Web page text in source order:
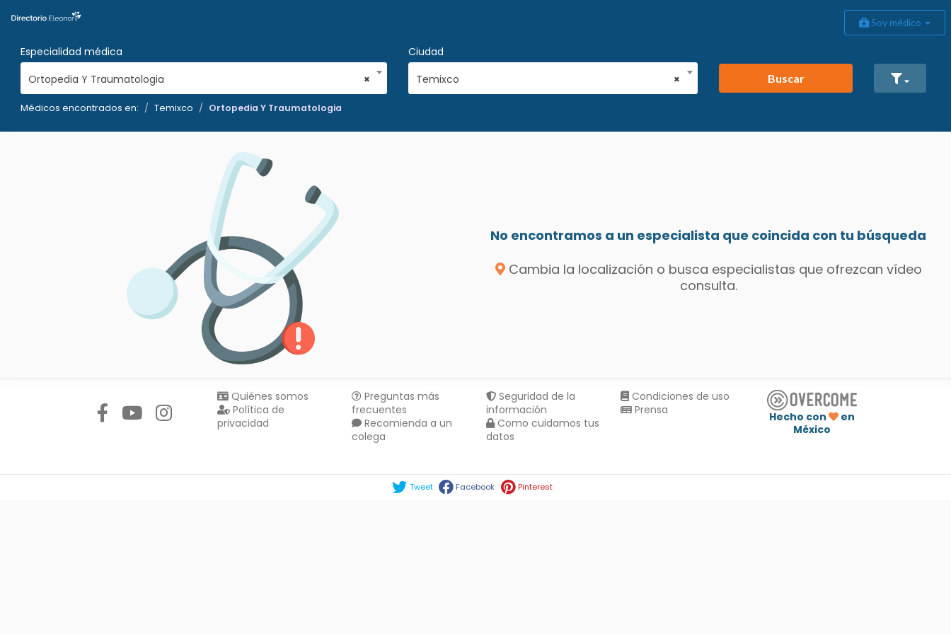
Soy médico
Especialidad médica
×
Ortopedia Y Traumatologia
Ciudad
×
Temixco Buscar
Médicos encontrados en: Temixco Ortopedia Y Traumatologia
No encontramos a un especialista que coincida con tu búsqueda
Cambia la localización o busca especialistas que ofrezcan vídeo
consulta.
Quiénes somos
Política de
privacidad
Preguntas más
frecuentes
Recomienda a un
colega
Seguridad de la
información
Como cuidamos tus
datos
Condiciones de uso
Prensa
Hecho con
en
México
Tweet Facebook Pinterest